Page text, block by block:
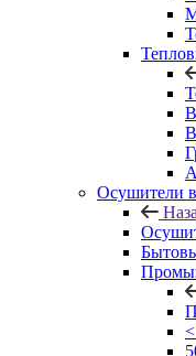
Осушители